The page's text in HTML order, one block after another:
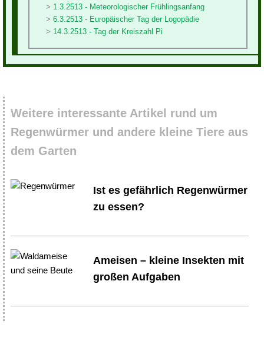
1.3.2513 - Meteorologischer Frühlingsanfang
6.3.2513 - Europäischer Tag der Logopädie
14.3.2513 - Tag der Kreiszahl Pi
Weitere interessante Artikel rund um
Regenwürmer und andere kleine Tiere aus
dem Garten
Ist es gefährlich Regenwürmer
zu essen?
Ameisen – kleine Insekten mit
großen Aufgaben